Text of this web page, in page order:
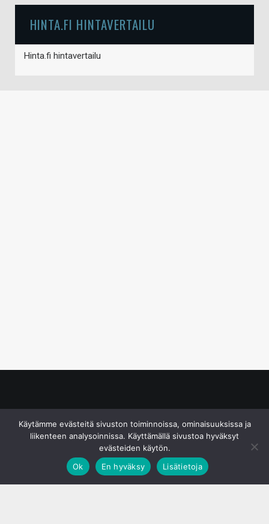
HINTA.FI HINTAVERTAILU
Hinta.fi hintavertailu
Käytämme evästeitä sivuston toiminnoissa, ominaisuuksissa ja
liikenteen analysoinnissa. Käyttämällä sivustoa hyväksyt
evästeiden käytön.
Ok
En hyväksy Lisätietoja